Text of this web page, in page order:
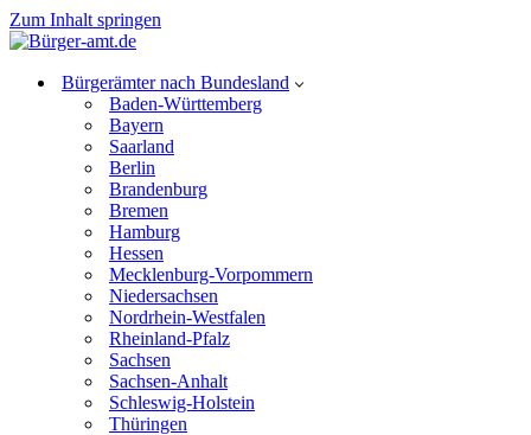
Zum Inhalt springen
Bürgerämter nach Bundesland
Baden-Württemberg
Bayern
Saarland
Berlin
Brandenburg
Bremen
Hamburg
Hessen
Mecklenburg-Vorpommern
Niedersachsen
Nordrhein-Westfalen
Rheinland-Pfalz
Sachsen
Sachsen-Anhalt
Schleswig-Holstein
Thüringen